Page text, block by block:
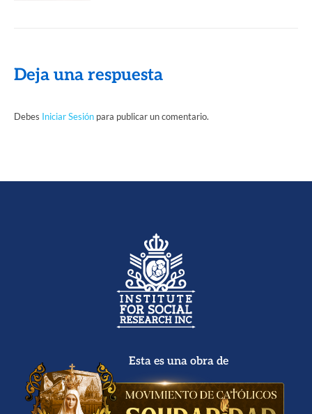
Deja una respuesta
Debes Iniciar Sesión para publicar un comentario.
Esta es una obra de